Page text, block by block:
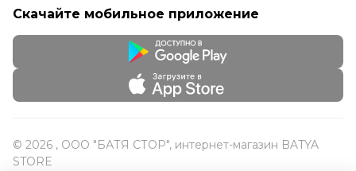
Скачайте мобильное приложение
© 2026 , ООО "БАТЯ СТОР", интернет-магазин BATYA
STORE